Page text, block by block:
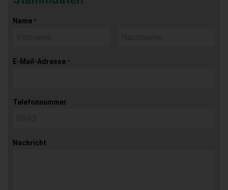
Name *
E-Mail-Adresse *
Telefonnummer
Nachricht